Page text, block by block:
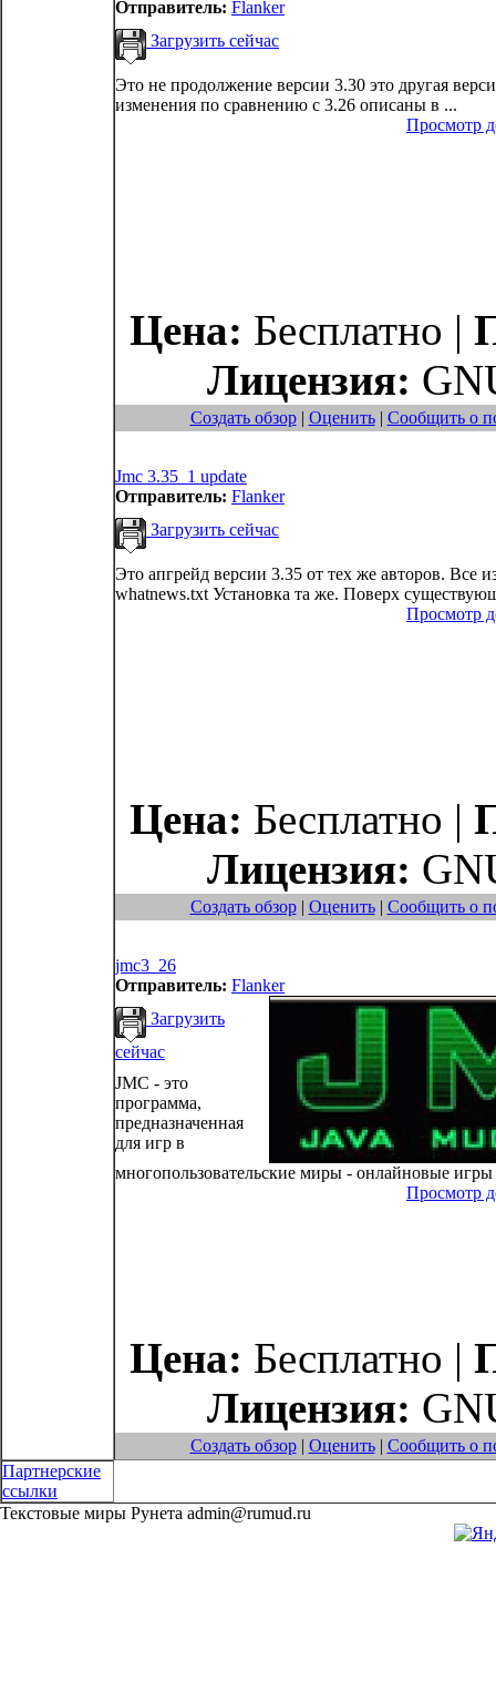
Отправитель: Flanker
Загрузить сейчас
Это не продолжение версии 3.30 это другая
изменения по сравнению с 3.26 описаны в ...
Просмотр
Цена: Бесплатно |
Лицензия:
Создать обзор| Оценить| Сообщить о
Jmc 3.35_1 update
Отправитель: Flanker
Загрузить сейчас
Это апгрейд версии 3.35 от тех же авторов. Все
whatnews.txt Установка та же. Поверх
Просмотр
Цена: Бесплатно |
Лицензия:
Создать обзор| Оценить| Сообщить о
jmc3_26
Отправитель: Flanker
Загрузить
сейчас
JMC - это
программа,
предназначенная
для игр в
многопользовательские миры - онлайновые
Просмотр
Цена: Бесплатно |
Лицензия:
Создать обзор| Оценить| Сообщить о
Партнерские
ссылки
Текстовые миры Рунета admin@rumud.ru